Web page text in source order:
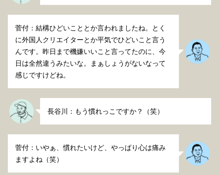
菅付：結構ひどいこととか言われましたね。とく
に外国人クリエイターとか平気でひどいこと言う
んです。昨日まで機嫌いいこと言ってたのに、今
日は全然違うみたいな。まぁしょうがないなって
感じですけどね。
長谷川：もう慣れっこですか？（笑）
菅付：いやぁ、慣れたいけど、やっぱり心は痛み
ますよね（笑）